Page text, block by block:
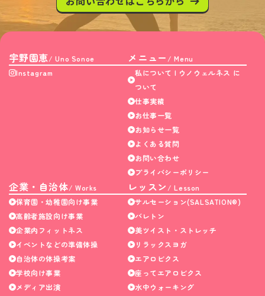
宇野園恵/ Uno Sonoe
Instagram
メニュー / Menu
私について | ウノウェルネス に
ついて
仕事実績
お仕事一覧
お知らせ一覧
よくある質問
お問い合わせ
プライバシーポリシー
企業・自治体/ Works
保育園・幼稚園向け事業
高齢者施設向け事業
企業内フィットネス
イベントなどの準備体操
自治体の体操考案
学校向け事業
メディア出演
レッスン / Lesson
サルセーション(SALSATION®)
バレトン
美ツイスト・ストレッチ
リラックスヨガ
エアロビクス
座ってエアロビクス
水中ウォーキング